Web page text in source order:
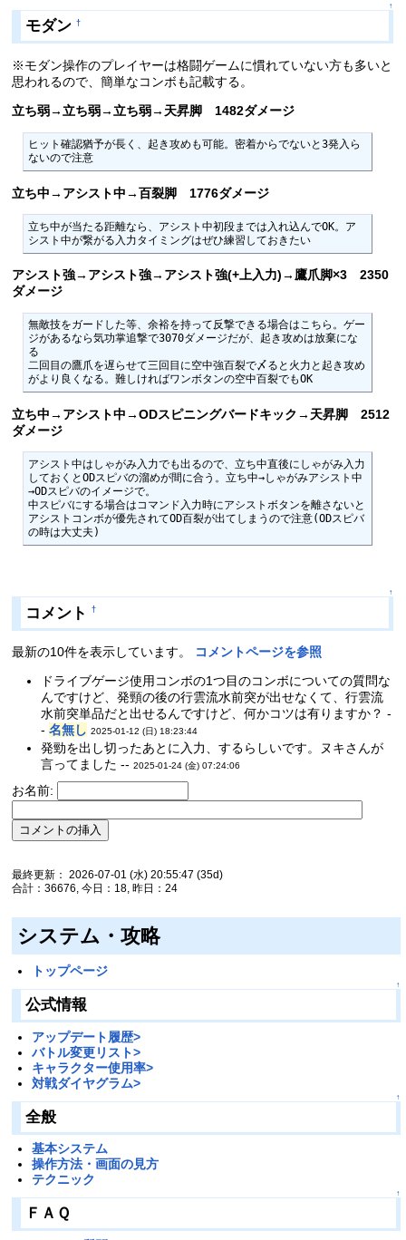
↑
モダン †
※モダン操作のプレイヤーは格闘ゲームに慣れていない方も多いと
思われるので、簡単なコンボも記載する。
立ち弱→立ち弱→立ち弱→天昇脚 1482ダメージ
ヒット確認猶予が長く、起き攻めも可能。密着からでないと3発入ら
ないので注意
立ち中→アシスト中→百裂脚 1776ダメージ
立ち中が当たる距離なら、アシスト中初段までは入れ込んでOK。ア
シスト中が繋がる入力タイミングはぜひ練習しておきたい
アシスト強→アシスト強→アシスト強(+上入力)→鷹爪脚×3 2350
ダメージ
無敵技をガードした等、余裕を持って反撃できる場合はこちら。ゲー
ジがあるなら気功掌追撃で3070ダメージだが、起き攻めは放棄にな
る
二回目の鷹爪を遅らせて三回目に空中強百裂で〆ると火力と起き攻め
がより良くなる。難しければワンボタンの空中百裂でもOK
立ち中→アシスト中→ODスピニングバードキック→天昇脚 2512
ダメージ
アシスト中はしゃがみ入力でも出るので、立ち中直後にしゃがみ入力
しておくとODスピバの溜めが間に合う。立ち中→しゃがみアシスト中
→ODスピバのイメージで。
中スピバにする場合はコマンド入力時にアシストボタンを離さないと
アシストコンボが優先されてOD百裂が出てしまうので注意(ODスピバ
の時は大丈夫)
↑
コメント †
最新の10件を表示しています。 コメントページを参照
ドライブゲージ使用コンボの1つ目のコンボについての質問な
んですけど、発頸の後の行雲流水前突が出せなくて、行雲流
水前突単品だと出せるんですけど、何かコツは有りますか？ -
- 名無し 2025-01-12 (日) 18:23:44
発勁を出し切ったあとに入力、するらしいです。ヌキさんが
言ってました -- 2025-01-24 (金) 07:24:06
お名前:
最終更新： 2026-07-01 (水) 20:55:47 (35d)
合計：36676, 今日：18, 昨日：24
システム・攻略
トップページ
↑
公式情報
アップデート履歴>
バトル変更リスト>
キャラクター使用率>
対戦ダイヤグラム>
↑
全般
基本システム
操作方法・画面の見方
テクニック
↑
ＦＡＱ